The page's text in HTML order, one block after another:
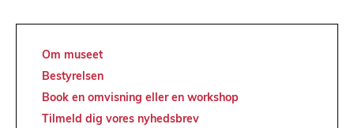
Om museet
Bestyrelsen
Book en omvisning eller en workshop
Tilmeld dig vores nyhedsbrev